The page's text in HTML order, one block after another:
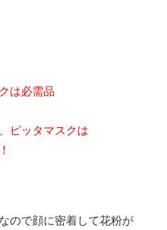
は必需品
ピッタマスクは
ので顔に密着して花粉が